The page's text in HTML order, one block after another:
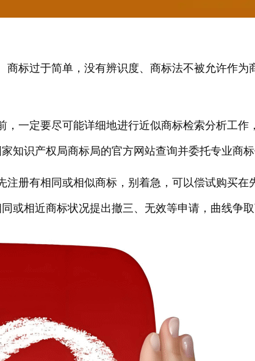
标过于简单，没有辨识度、商标法不被允许作为
一定要尽可能详细地进行近似商标检索分析工作
识产权局商标局的官方网站查询并委托专业商标
册有相同或相似商标，别着急，可以偿试购买在
或相近商标状况提出撤三、无效等申请，曲线争取